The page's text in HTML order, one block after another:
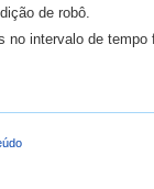
de robô.
no intervalo de tempo